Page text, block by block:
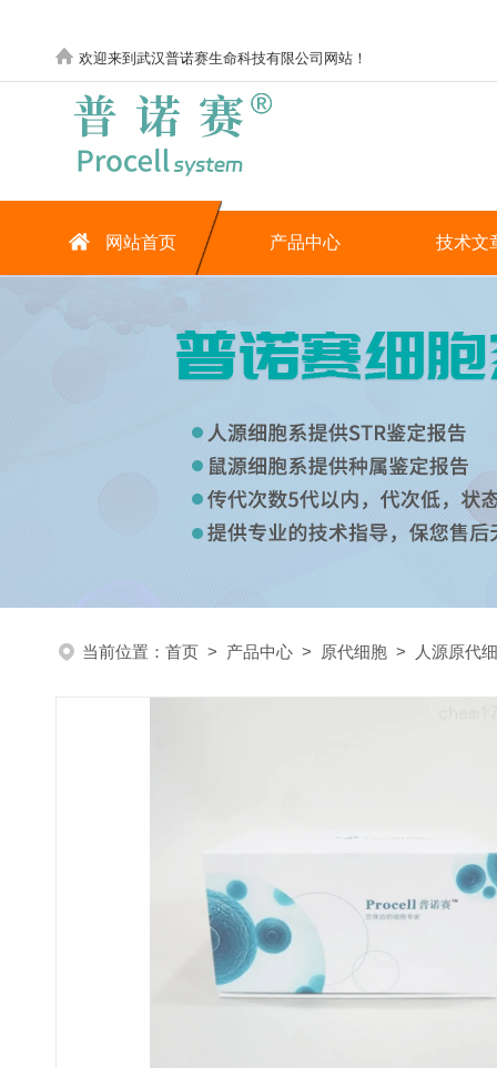
欢迎来到武汉普诺赛生命科技有限公司网站！
网站首页 产品中心 技术文
当前位置： 首页 > 产品中心 > 原代细胞 > 人源原代